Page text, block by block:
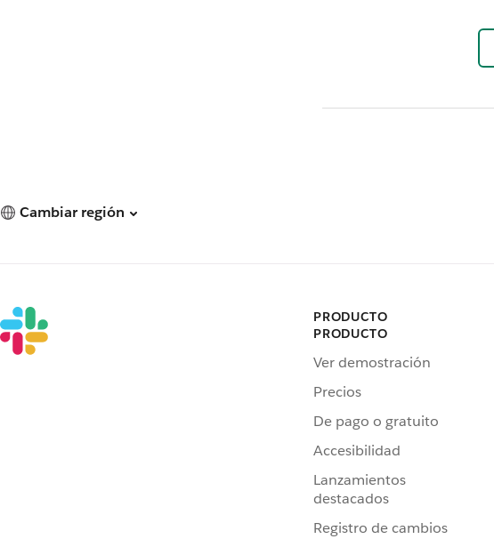
Cambiar región
PRODUCTO
PRODUCTO
Ver demostración
Precios
De pago o gratuito
Accesibilidad
Lanzamientos
destacados
Registro de cambios